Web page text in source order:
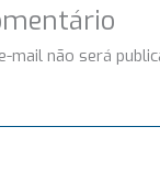
mail não será